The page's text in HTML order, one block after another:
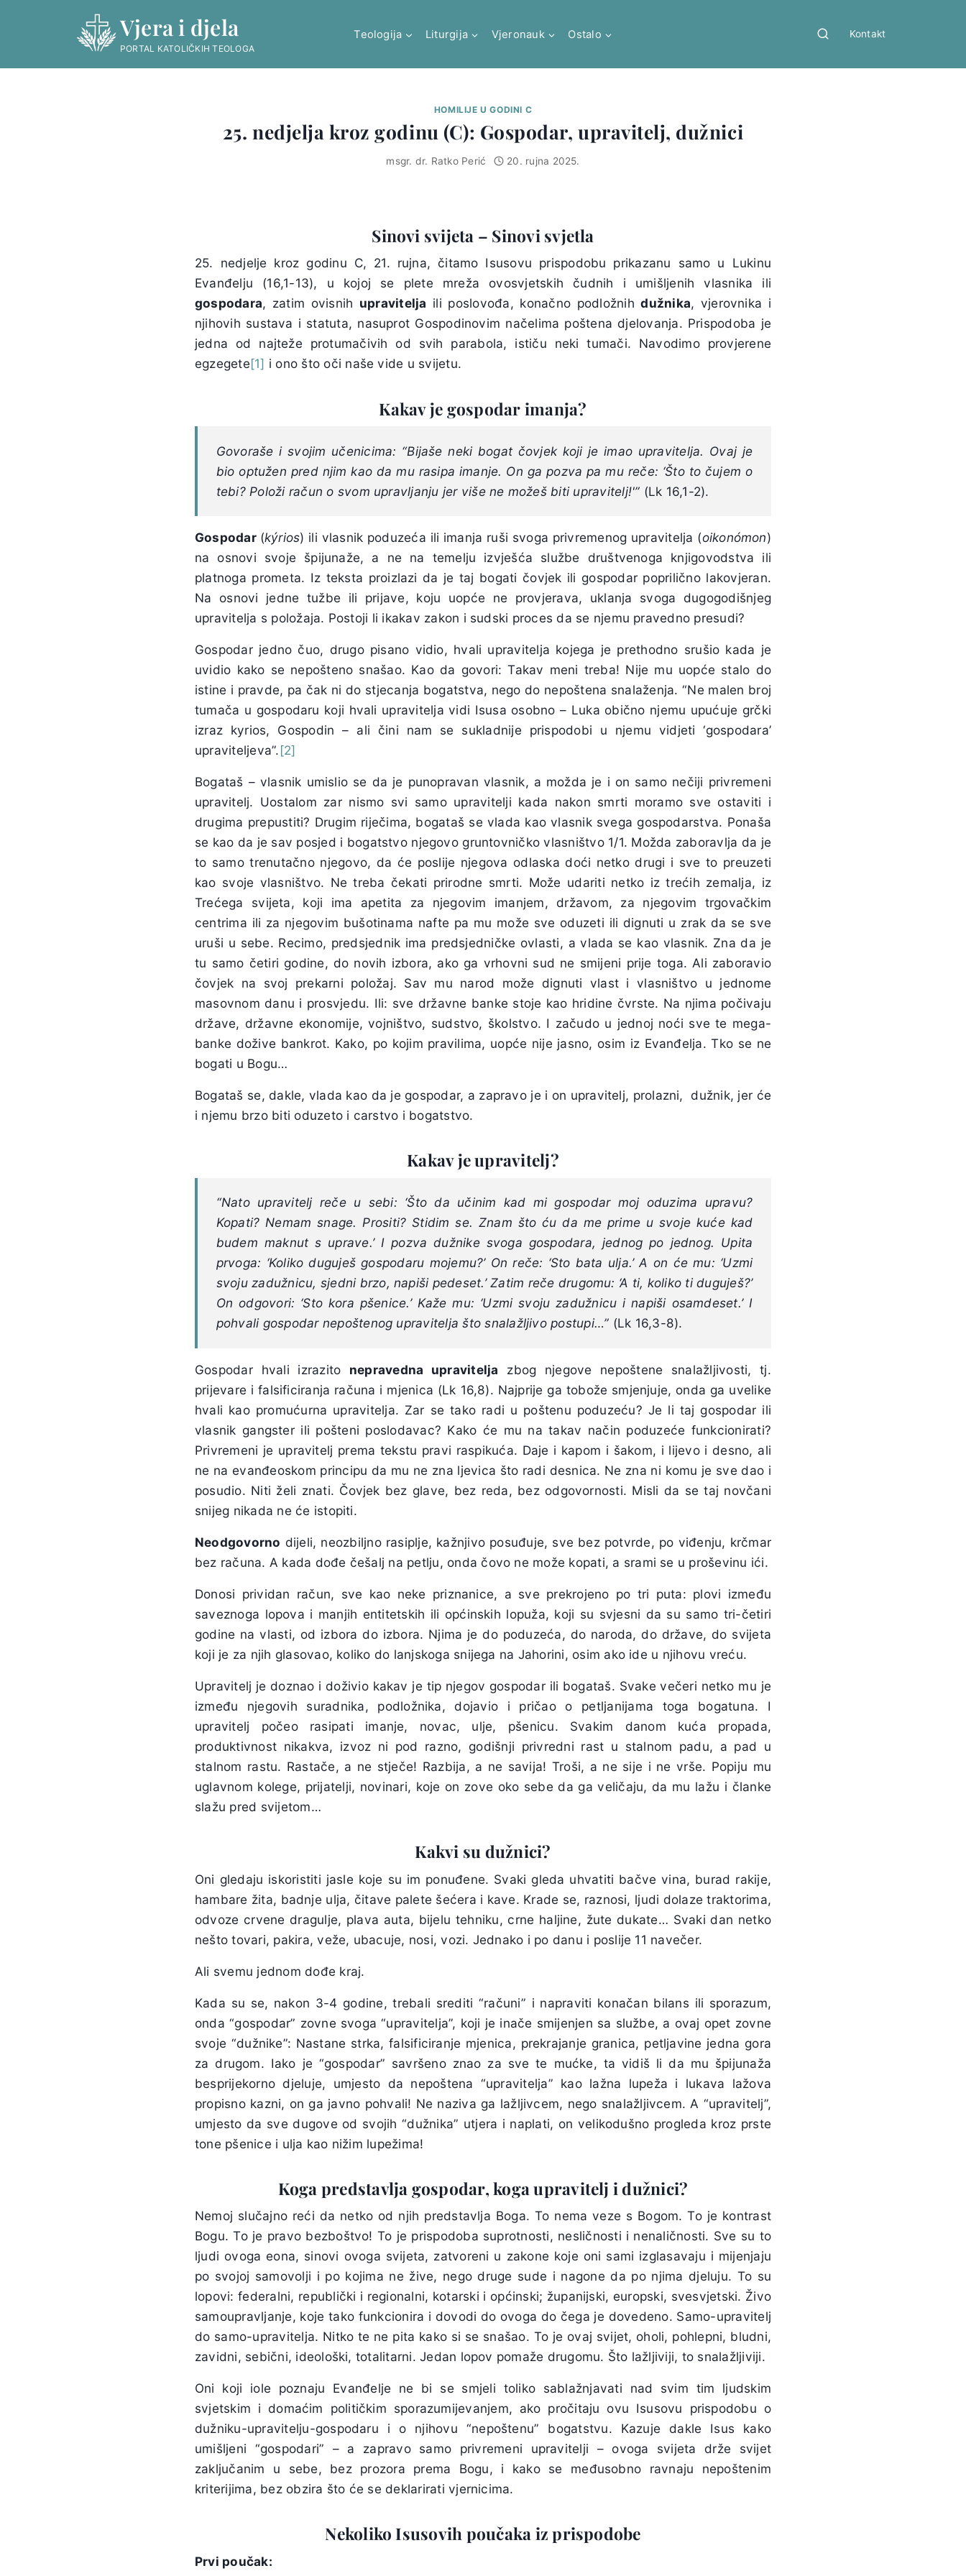
Vjera i djela
PORTAL KATOLIČKIH TEOLOGA
Teologija Liturgija Vjeronauk Ostalo Kontakt
HOMILIJE U GODINI C
25. nedjelja kroz godinu (C): Gospodar, upravitelj, dužnici
msgr. dr. Ratko Perić 20. rujna 2025.
Sinovi svijeta – Sinovi svjetla
25. nedjelje kroz godinu C, 21. rujna, čitamo Isusovu prispodobu prikazanu samo u Lukinu
Evanđelju (16,1-13), u kojoj se plete mreža ovosvjetskih čudnih i umišljenih vlasnika ili
gospodara, zatim ovisnih upravitelja ili poslovođa, konačno podložnihdužnika, vjerovnika i
njihovih sustava i statuta, nasuprot Gospodinovim načelima poštena djelovanja. Prispodoba je
jedna od najteže protumačivih od svih parabola, ističu neki tumači. Navodimo provjerene
egzegete[1] i ono što oči naše vide u svijetu.
Kakav je gospodar imanja?
Govoraše i svojim učenicima: “Bijaše neki bogat čovjek koji je imao upravitelja. Ovaj je
bio optužen pred njim kao da mu rasipa imanje. On ga pozva pa mu reče: ‘Što to čujem o
tebi? Položi račun o svom upravljanju jer više ne možeš biti upravitelj!'” (Lk 16,1-2).
Gospodar (kýrios) ili vlasnik poduzeća ili imanja ruši svoga privremenog upravitelja (oikonómon)
na osnovi svoje špijunaže, a ne na temelju izvješća službe društvenoga knjigovodstva ili
platnoga prometa. Iz teksta proizlazi da je taj bogati čovjek ili gospodar poprilično lakovjeran.
Na osnovi jedne tužbe ili prijave, koju uopće ne provjerava, uklanja svoga dugogodišnjeg
upravitelja s položaja. Postoji li ikakav zakon i sudski proces da se njemu pravedno presudi?
Gospodar jedno čuo, drugo pisano vidio, hvali upravitelja kojega je prethodno srušio kada je
uvidio kako se nepošteno snašao. Kao da govori: Takav meni treba! Nije mu uopće stalo do
istine i pravde, pa čak ni do stjecanja bogatstva, nego do nepoštena snalaženja. “Ne malen broj
tumača u gospodaru koji hvali upravitelja vidi Isusa osobno – Luka obično njemu upućuje grčki
izraz kyrios, Gospodin – ali čini nam se sukladnije prispodobi u njemu vidjeti ‘gospodara’
upraviteljeva”.[2]
Bogataš – vlasnik umislio se da je punopravan vlasnik, a možda je i on samo nečiji privremeni
upravitelj. Uostalom zar nismo svi samo upravitelji kada nakon smrti moramo sve ostaviti i
drugima prepustiti? Drugim riječima, bogataš se vlada kao vlasnik svega gospodarstva. Ponaša
se kao da je sav posjed i bogatstvo njegovo gruntovničko vlasništvo 1/1. Možda zaboravlja da je
to samo trenutačno njegovo, da će poslije njegova odlaska doći netko drugi i sve to preuzeti
kao svoje vlasništvo. Ne treba čekati prirodne smrti. Može udariti netko iz trećih zemalja, iz
Trećega svijeta, koji ima apetita za njegovim imanjem, državom, za njegovim trgovačkim
centrima ili za njegovim bušotinama nafte pa mu može sve oduzeti ili dignuti u zrak da se sve
uruši u sebe. Recimo, predsjednik ima predsjedničke ovlasti, a vlada se kao vlasnik. Zna da je
tu samo četiri godine, do novih izbora, ako ga vrhovni sud ne smijeni prije toga. Ali zaboravio
čovjek na svoj prekarni položaj. Sav mu narod može dignuti vlast i vlasništvo u jednome
masovnom danu i prosvjedu. Ili: sve državne banke stoje kao hridine čvrste. Na njima počivaju
države, državne ekonomije, vojništvo, sudstvo, školstvo. I začudo u jednoj noći sve te mega-
banke dožive bankrot. Kako, po kojim pravilima, uopće nije jasno, osim iz Evanđelja. Tko se ne
bogati u Bogu…
Bogataš se, dakle, vlada kao da je gospodar, a zapravo je i on upravitelj, prolazni, dužnik, jer će
i njemu brzo biti oduzeto i carstvo i bogatstvo.
Kakav je upravitelj?
“Nato upravitelj reče u sebi: ‘Što da učinim kad mi gospodar moj oduzima upravu?
Kopati? Nemam snage. Prositi? Stidim se. Znam što ću da me prime u svoje kuće kad
budem maknut s uprave.’ I pozva dužnike svoga gospodara, jednog po jednog. Upita
prvoga: ‘Koliko duguješ gospodaru mojemu?’ On reče: ‘Sto bata ulja.’ A on će mu: ‘Uzmi
svoju zadužnicu, sjedni brzo, napiši pedeset.’ Zatim reče drugomu: ‘A ti, koliko ti duguješ?’
On odgovori: ‘Sto kora pšenice.’ Kaže mu: ‘Uzmi svoju zadužnicu i napiši osamdeset.’ I
pohvali gospodar nepoštenog upravitelja što snalažljivo postupi…” (Lk 16,3-8).
Gospodar hvali izrazito nepravedna upravitelja zbog njegove nepoštene snalažljivosti, tj.
prijevare i falsificiranja računa i mjenica (Lk 16,8). Najprije ga tobože smjenjuje, onda ga uvelike
hvali kao promućurna upravitelja. Zar se tako radi u poštenu poduzeću? Je li taj gospodar ili
vlasnik gangster ili pošteni poslodavac? Kako će mu na takav način poduzeće funkcionirati?
Privremeni je upravitelj prema tekstu pravi raspikuća. Daje i kapom i šakom, i lijevo i desno, ali
ne na evanđeoskom principu da mu ne zna ljevica što radi desnica. Ne zna ni komu je sve dao i
posudio. Niti želi znati. Čovjek bez glave, bez reda, bez odgovornosti. Misli da se taj novčani
snijeg nikada ne će istopiti.
Neodgovorno dijeli, neozbiljno rasiplje, kažnjivo posuđuje, sve bez potvrde, po viđenju, krčmar
bez računa. A kada dođe češalj na petlju, onda čovo ne može kopati, a srami se u proševinu ići.
Donosi prividan račun, sve kao neke priznanice, a sve prekrojeno po tri puta: plovi između
saveznoga lopova i manjih entitetskih ili općinskih lopuža, koji su svjesni da su samo tri-četiri
godine na vlasti, od izbora do izbora. Njima je do poduzeća, do naroda, do države, do svijeta
koji je za njih glasovao, koliko do lanjskoga snijega na Jahorini, osim ako ide u njihovu vreću.
Upravitelj je doznao i doživio kakav je tip njegov gospodar ili bogataš. Svake večeri netko mu je
između njegovih suradnika, podložnika, dojavio i pričao o petljanijama toga bogatuna. I
upravitelj počeo rasipati imanje, novac, ulje, pšenicu. Svakim danom kuća propada,
produktivnost nikakva, izvoz ni pod razno, godišnji privredni rast u stalnom padu, a pad u
stalnom rastu. Rastače, a ne stječe! Razbija, a ne savija! Troši, a ne sije i ne vrše. Popiju mu
uglavnom kolege, prijatelji, novinari, koje on zove oko sebe da ga veličaju, da mu lažu i članke
slažu pred svijetom…
Kakvi su dužnici?
Oni gledaju iskoristiti jasle koje su im ponuđene. Svaki gleda uhvatiti bačve vina, burad rakije,
hambare žita, badnje ulja, čitave palete šećera i kave. Krade se, raznosi, ljudi dolaze traktorima,
odvoze crvene dragulje, plava auta, bijelu tehniku, crne haljine, žute dukate… Svaki dan netko
nešto tovari, pakira, veže, ubacuje, nosi, vozi. Jednako i po danu i poslije 11 navečer.
Ali svemu jednom dođe kraj.
Kada su se, nakon 3-4 godine, trebali srediti “računi” i napraviti konačan bilans ili sporazum,
onda “gospodar” zovne svoga “upravitelja”, koji je inače smijenjen sa službe, a ovaj opet zovne
svoje “dužnike”: Nastane strka, falsificiranje mjenica, prekrajanje granica, petljavine jedna gora
za drugom. Iako je “gospodar” savršeno znao za sve te mućke, ta vidiš li da mu špijunaža
besprijekorno djeluje, umjesto da nepoštena “upravitelja” kao lažna lupeža i lukava lažova
propisno kazni, on ga javno pohvali! Ne naziva ga lažljivcem, nego snalažljivcem. A “upravitelj”,
umjesto da sve dugove od svojih “dužnika” utjera i naplati, on velikodušno progleda kroz prste
tone pšenice i ulja kao nižim lupežima!
Koga predstavlja gospodar, koga upravitelj i dužnici?
Nemoj slučajno reći da netko od njih predstavlja Boga. To nema veze s Bogom. To je kontrast
Bogu. To je pravo bezboštvo! To je prispodoba suprotnosti, nesličnosti i nenaličnosti. Sve su to
ljudi ovoga eona, sinovi ovoga svijeta, zatvoreni u zakone koje oni sami izglasavaju i mijenjaju
po svojoj samovolji i po kojima ne žive, nego druge sude i nagone da po njima djeluju. To su
lopovi: federalni, republički i regionalni, kotarski i općinski; županijski, europski, svesvjetski. Živo
samoupravljanje, koje tako funkcionira i dovodi do ovoga do čega je dovedeno. Samo-upravitelj
do samo-upravitelja. Nitko te ne pita kako si se snašao. To je ovaj svijet, oholi, pohlepni, bludni,
zavidni, sebični, ideološki, totalitarni. Jedan lopov pomaže drugomu. Što lažljiviji, to snalažljiviji.
Oni koji iole poznaju Evanđelje ne bi se smjeli toliko sablažnjavati nad svim tim ljudskim
svjetskim i domaćim političkim sporazumijevanjem, ako pročitaju ovu Isusovu prispodobu o
dužniku-upravitelju-gospodaru i o njihovu “nepoštenu” bogatstvu. Kazuje dakle Isus kako
umišljeni “gospodari” – a zapravo samo privremeni upravitelji – ovoga svijeta drže svijet
zaključanim u sebe, bez prozora prema Bogu, i kako se međusobno ravnaju nepoštenim
kriterijima, bez obzira što će se deklarirati vjernicima.
Nekoliko Isusovih poučaka iz prispodobe
Prvi poučak: